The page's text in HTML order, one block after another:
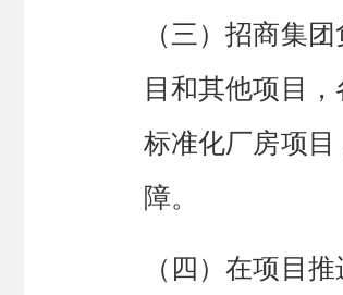
（ 三 ）招商集团
目和其他项目
标准化厂房项
障。
（四）在项目推